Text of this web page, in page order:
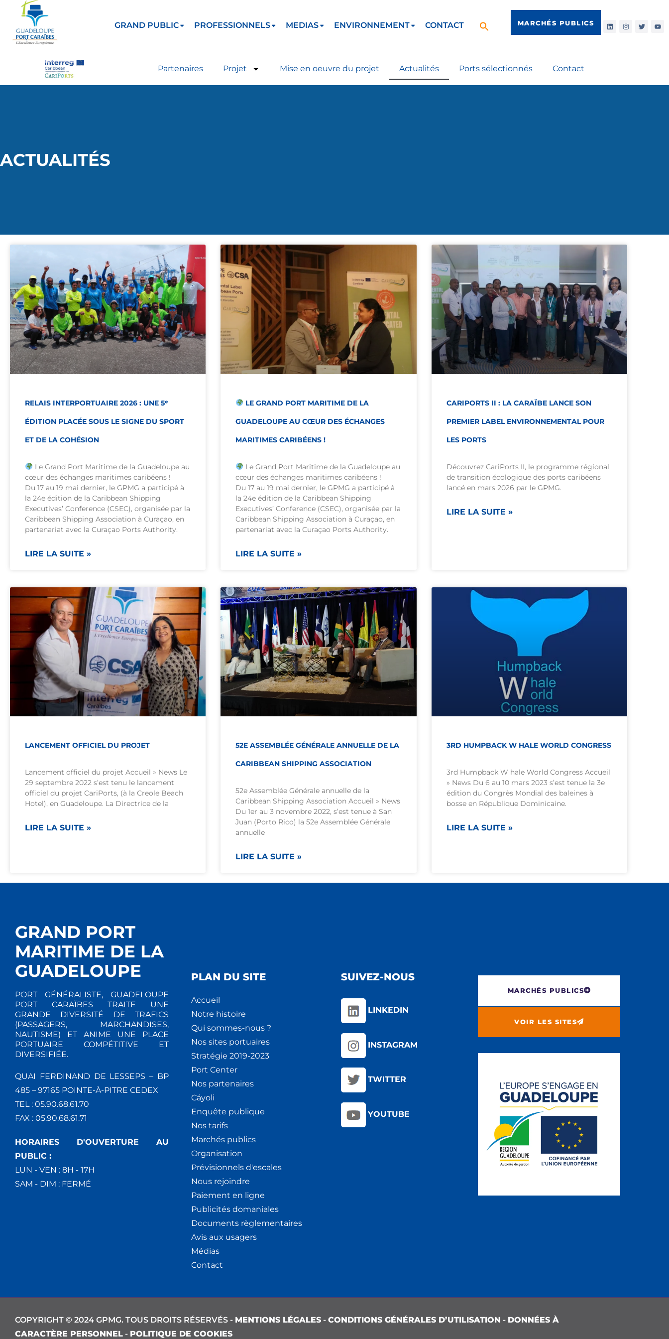
GRAND PUBLIC PROFESSIONNELS MEDIAS ENVIRONNEMENT CONTACT MARCHÉS PUBLICS
Partenaires Projet Mise en oeuvre du projet Actualités Ports sélectionnés Contact
ACTUALITÉS
RELAIS INTERPORTUAIRE 2026 : UNE 5ᵉ
ÉDITION PLACÉE SOUS LE SIGNE DU SPORT
ET DE LA COHÉSION
Le Grand Port Maritime de la Guadeloupe au
cœur des échanges maritimes caribéens !
Du 17 au 19 mai dernier, le GPMG a participé à
la 24e édition de la Caribbean Shipping
Executives’ Conference (CSEC), organisée par la
Caribbean Shipping Association à Curaçao, en
partenariat avec la Curaçao Ports Authority.
LIRE LA SUITE »
LE GRAND PORT MARITIME DE LA
GUADELOUPE AU CŒUR DES ÉCHANGES
MARITIMES CARIBÉENS !
Le Grand Port Maritime de la Guadeloupe au
cœur des échanges maritimes caribéens !
Du 17 au 19 mai dernier, le GPMG a participé à
la 24e édition de la Caribbean Shipping
Executives’ Conference (CSEC), organisée par la
Caribbean Shipping Association à Curaçao, en
partenariat avec la Curaçao Ports Authority.
LIRE LA SUITE »
CARIPORTS II : LA CARAÏBE LANCE SON
PREMIER LABEL ENVIRONNEMENTAL POUR
LES PORTS
Découvrez CariPorts II, le programme régional
de transition écologique des ports caribéens
lancé en mars 2026 par le GPMG.
LIRE LA SUITE »
LANCEMENT OFFICIEL DU PROJET
Lancement officiel du projet Accueil » News Le
29 septembre 2022 s’est tenu le lancement
officiel du projet CariPorts, (à la Creole Beach
Hotel), en Guadeloupe. La Directrice de la
LIRE LA SUITE »
52E ASSEMBLÉE GÉNÉRALE ANNUELLE DE LA
CARIBBEAN SHIPPING ASSOCIATION
52e Assemblée Générale annuelle de la
Caribbean Shipping Association Accueil » News
Du 1er au 3 novembre 2022, s’est tenue à San
Juan (Porto Rico) la 52e Assemblée Générale
annuelle
LIRE LA SUITE »
3RD HUMPBACK W HALE WORLD CONGRESS
3rd Humpback W hale World Congress Accueil
» News Du 6 au 10 mars 2023 s’est tenue la 3e
édition du Congrès Mondial des baleines à
bosse en République Dominicaine.
LIRE LA SUITE »
GRAND PORT
MARITIME DE LA
GUADELOUPE
PORT GÉNÉRALISTE, GUADELOUPE
PORT CARAÏBES TRAITE UNE
GRANDE DIVERSITÉ DE TRAFICS
(PASSAGERS, MARCHANDISES,
NAUTISME) ET ANIME UNE PLACE
PORTUAIRE COMPÉTITIVE ET
DIVERSIFIÉE.
QUAI FERDINAND DE LESSEPS – BP
485 – 97165 POINTE-À-PITRE CEDEX
TEL : 05.90.68.61.70
FAX : 05.90.68.61.71
HORAIRES D'OUVERTURE AU
PUBLIC :
LUN - VEN : 8H - 17H
SAM - DIM : FERMÉ
PLAN DU SITE
Accueil
Notre histoire
Qui sommes-nous ?
Nos sites portuaires
Stratégie 2019-2023
Port Center
Nos partenaires
Cáyoli
Enquête publique
Nos tarifs
Marchés publics
Organisation
Prévisionnels d'escales
Nous rejoindre
Paiement en ligne
Publicités domaniales
Documents règlementaires
Avis aux usagers
Médias
Contact
SUIVEZ-NOUS
LINKEDIN
INSTAGRAM
TWITTER
YOUTUBE
MARCHÉS PUBLICS
VOIR LES SITES
COPYRIGHT © 2024 GPMG. TOUS DROITS RÉSERVÉS - MENTIONS LÉGALES - CONDITIONS GÉNÉRALES D’UTILISATION - DONNÉES À
CARACTÈRE PERSONNEL - POLITIQUE DE COOKIES